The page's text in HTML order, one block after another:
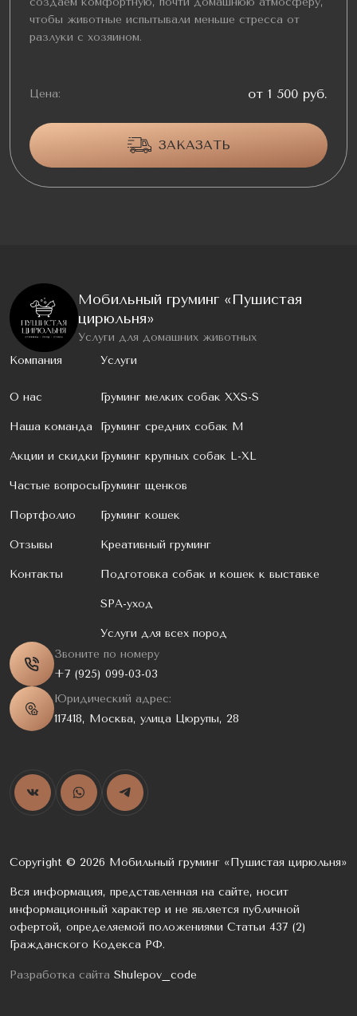
чтобы животные испытывали меньше стресса от
разлуки с хозяином.
Цена: от 1 500 руб.
ЗАКАЗАТЬ
Мобильный груминг «Пушистая
цирюльня»
Услуги для домашних животных
Компания
О нас
Наша команда
Акции и скидки
Частые вопросы
Портфолио
Отзывы
Контакты
Услуги
Груминг мелких собак XXS-S
Груминг средних собак M
Груминг крупных собак L-XL
Груминг щенков
Груминг кошек
Креативный груминг
Подготовка собак и кошек к выставке
SPA-уход
Услуги для всех пород
Звоните по номеру
+7 (925) 099-03-03
Юридический адрес:
117418, Москва, улица Цюрупы, 28
Copyright © 2026 Мобильный груминг «Пушистая цирюльня»
Вся информация, представленная на сайте, носит
информационный характер и не является публичной
офертой, определяемой положениями Статьи 437 (2)
Гражданского Кодекса РФ.
Разработка сайта Shulepov_code